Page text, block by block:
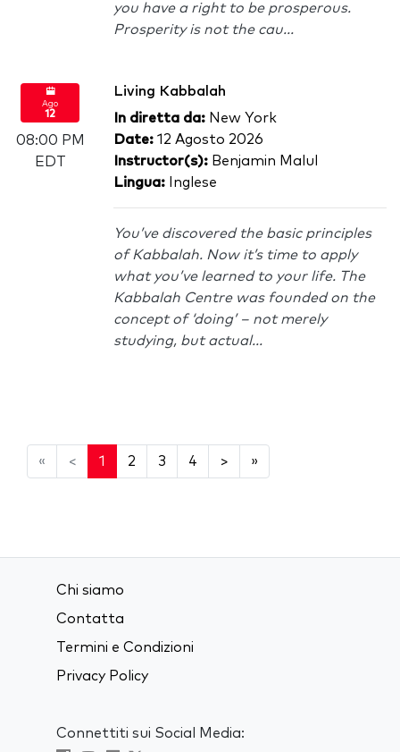
you have a right to be prosperous.
Prosperity is not the cau...
Ago
12
08:00 PM
EDT
Living Kabbalah
In diretta da: New York
Date: 12 Agosto 2026
Instructor(s): Benjamin Malul
Lingua: Inglese
You’ve discovered the basic principles
of Kabbalah. Now it’s time to apply
what you’ve learned to your life. The
Kabbalah Centre was founded on the
concept of ‘doing’ – not merely
studying, but actual...
« < 1 2 3 4 > »
Chi siamo
Contatta
Termini e Condizioni
Privacy Policy
Connettiti sui Social Media: